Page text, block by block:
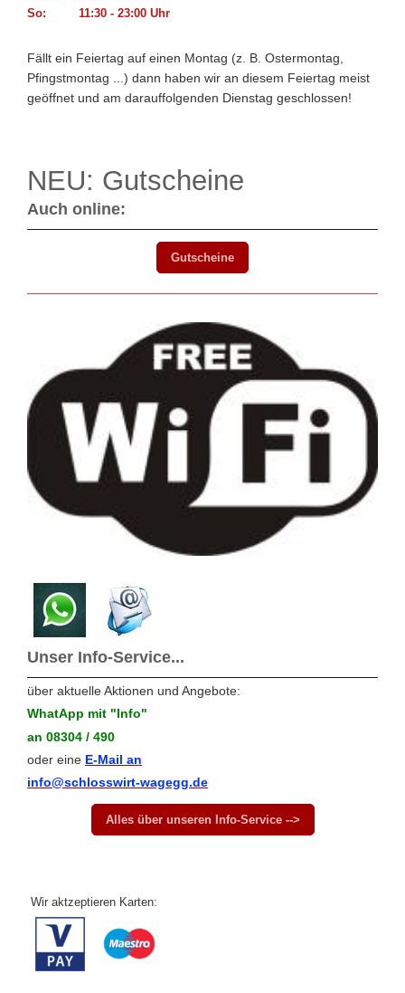
So: 11:30 - 23:00 Uhr
Fällt ein Feiertag auf einen Montag (z. B. Ostermontag,
Pfingstmontag ...) dann haben wir an diesem Feiertag meist
geöffnet und am darauffolgenden Dienstag geschlossen!
NEU: Gutscheine
Auch online:
Gutscheine
Unser Info-Service...
über aktuelle Aktionen und Angebote:
WhatApp mit "Info"
an 08304 / 490
oder eine E-Mail an
info@schlosswirt-wagegg.de
Alles über unseren Info-Service -->
Wir aktzeptieren Karten: